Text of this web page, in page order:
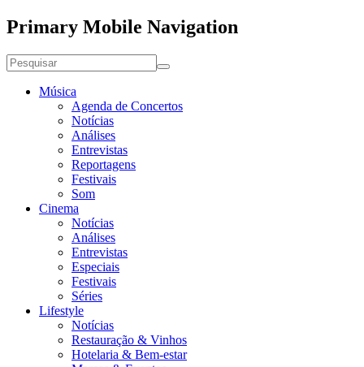
Primary Mobile Navigation
Música
Agenda de Concertos
Notícias
Análises
Entrevistas
Reportagens
Festivais
Som
Cinema
Notícias
Análises
Entrevistas
Especiais
Festivais
Séries
Lifestyle
Notícias
Restauração & Vinhos
Hotelaria & Bem-estar